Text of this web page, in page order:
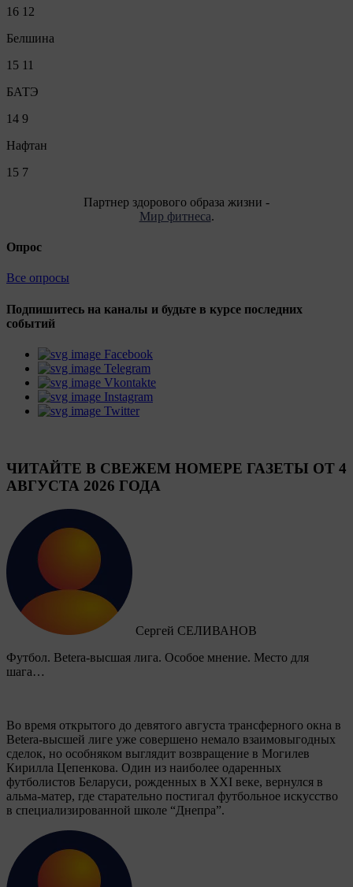
16 12
Белшина
15 11
БАТЭ
14 9
Нафтан
15 7
Партнер здорового образа жизни -
Мир фитнеса.
Опрос
Все опросы
Подпишитесь на каналы и будьте в курсе последних
событий
Facebook
Telegram
Vkontakte
Instagram
Twitter
ЧИТАЙТЕ В СВЕЖЕМ НОМЕРЕ ГАЗЕТЫ ОТ 4
АВГУСТА 2026 ГОДА
Сергей СЕЛИВАНОВ
Футбол. Betera-высшая лига. Особое мнение. Место для
шага…
Во время открытого до девятого августа трансферного окна в
Betera-высшей лиге уже совершено немало взаимовыгодных
сделок, но особняком выглядит возвращение в Могилев
Кирилла Цепенкова. Один из наиболее одаренных
футболистов Беларуси, рожденных в XXI веке, вернулся в
альма-матер, где старательно постигал футбольное искусство
в специализированной школе “Днепра”.